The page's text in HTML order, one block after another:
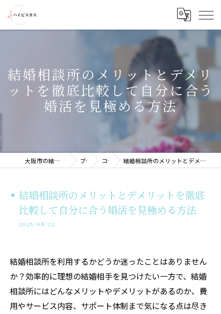
結婚相談所のメリットとデメリ
ットを徹底比較して自分に合う
婚活を見極める方法
大阪市の結婚相談所ならハイビスカス ブログ コラム 結婚相談所のメリットとデメリットを徹底比較して自分に合う婚活を見極める方法
結婚相談所のメリットとデメリットを徹底
比較して自分に合う婚活を見極める方法
2025/08/22
結婚相談所を利用するかどうか迷ったことはありません
か？効率的に理想の結婚相手を見つけたい一方で、結婚
相談所にはどんなメリットやデメリットがあるのか、費
用やサービス内容、サポート体制まで気になる点は尽き